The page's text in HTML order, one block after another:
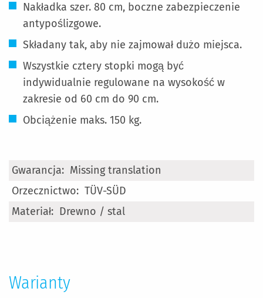
Nakładka szer. 80 cm, boczne zabezpieczenie
antypoślizgowe.
Składany tak, aby nie zajmował dużo miejsca.
Wszystkie cztery stopki mogą być
indywidualnie regulowane na wysokość w
zakresie od 60 cm do 90 cm.
Obciążenie maks. 150 kg.
Więcej
informacji
Missing translation
TÜV-SÜD
Drewno / stal
Warianty